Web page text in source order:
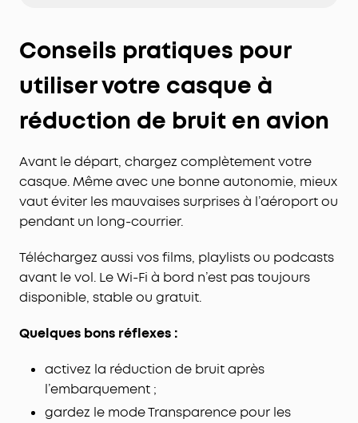
votre casque ne repose pas correctement sur vos
oreilles. *Testé par soundcore dans des conditions
de laboratoire.
VOYAGEZ AVEC DU SON HAUTE RÉSOLUTION
pilotes dynamiques personnalisés de 40 mm de
Space One prennent en charge le codec LDAC
fois plus de détails que les codecs Bluetooth
standard pour une écoute riche en détails sans
fils qui s'enchevêtrent.
40 HEURES D'AUTONOMIE AVEC ANC
d'autonomie avec ANC activé. Les 55 heures de
musique en continu avec ANC désactivé
garantissent un divertissement prolongé sans
soucis de batterie.
CONÇU POUR LE CONFORT ET LE STYLE
élégantes oreillettes pivotantes à 8° s'adaptent
sans effort aux contours de toutes les têtes,
tandis que l'arceau souple intégré répartit
uniformément la pression pour un port prolongé
naturel.
Conseils pratiques pour
utiliser votre casque à
réduction de bruit en avion
Avant le départ, chargez complètement votre
casque. Même avec une bonne autonomie, mieux
vaut éviter les mauvaises surprises à l’aéroport ou
pendant un long-courrier.
Téléchargez aussi vos films, playlists ou podcasts
avant le vol. Le Wi-Fi à bord n’est pas toujours
disponible, stable ou gratuit.
Quelques bons réflexes :
activez la réduction de bruit après
l’embarquement ;
gardez le mode Transparence pour les